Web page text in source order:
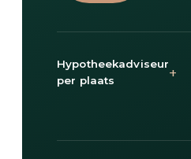
Hypotheekadviseur
per plaats
+